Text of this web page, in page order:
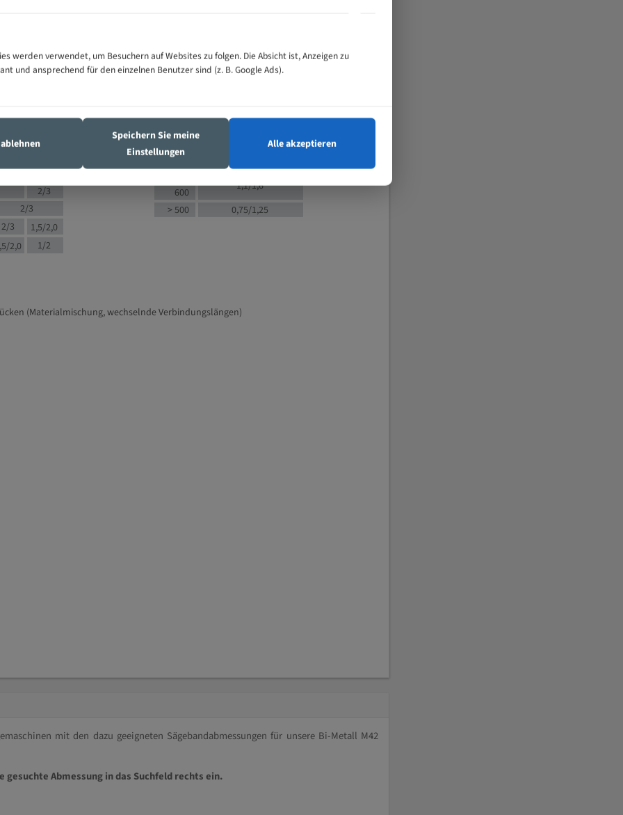
4/6
4/6
4/5
4/5
2/3
2/3
2/3
1,5/2,0
2,0 1/2
35 - 70
5/8
130 -
350
150 -
600
1,1/1,6
> 500
0,75/1,25
(Materialmischung, wechselnde Verbindungslängen)
mit den dazu geeigneten Sägebandabmessungen für unsere Bi-Metall M42
Abmessung in das Suchfeld rechts ein.
werden verwendet, um Besuchern auf Websites zu folgen. Die Absicht ist, Anzeigen zu
und ansprechend für den einzelnen Benutzer sind (z. B. Google Ads).
Speichern Sie meine
Einstellungen
Alle akzeptieren